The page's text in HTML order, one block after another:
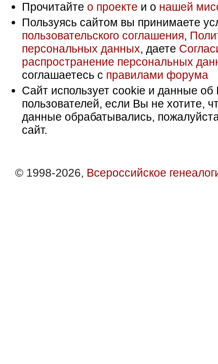
Прочитайте о проекте и о нашей
Пользуясь сайтом вы принимаете
пользовательского соглашения,
персональных данных, даете
распространение персональных
соглашаетесь с правилами форума
Сайт использует cookie и данные об
пользователей, если Вы не хотите,
данные обрабатывались,
сайт.
© 1998-2026, Всероссийское